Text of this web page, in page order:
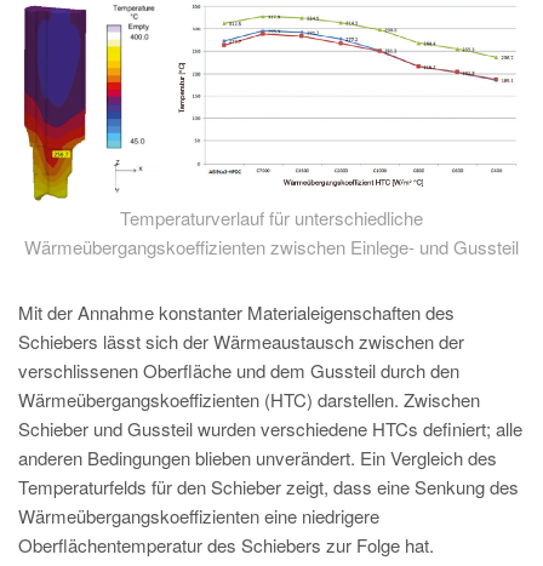
ZH
MAGMA Indien
EN
MAGMA Korea
EN
Temperaturverlauf für unterschiedliche
Wärmeübergangskoeffizienten zwischen Einlege- und Gussteil
Mit der Annahme konstanter Materialeigenschaften des
Schiebers lässt sich der Wärmeaustausch zwischen der
verschlissenen Oberfläche und dem Gussteil durch den
Wärmeübergangskoeffizienten (HTC) darstellen. Zwischen
Schieber und Gussteil wurden verschiedene HTCs definiert; alle
anderen Bedingungen blieben unverändert. Ein Vergleich des
Temperaturfelds für den Schieber zeigt, dass eine Senkung des
Wärmeübergangskoeffizienten eine niedrigere
Oberflächentemperatur des Schiebers zur Folge hat.